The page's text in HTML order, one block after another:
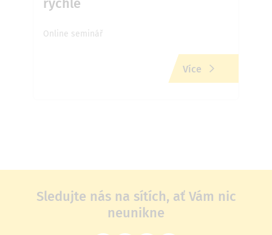
rychle
Online seminář
Více
Sledujte nás na sítích, ať Vám nic
neunikne